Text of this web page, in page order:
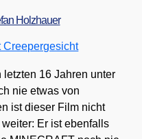
Holzhauer
16 Jah­ren unter
nie etwas von
ist die­ser Film nicht
Er ist eben­falls